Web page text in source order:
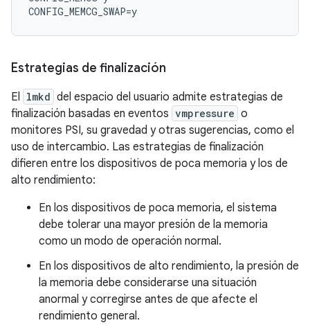
Estrategias de finalización
El lmkd del espacio del usuario admite estrategias de
finalización basadas en eventos vmpressure o
monitores PSI, su gravedad y otras sugerencias, como el
uso de intercambio. Las estrategias de finalización
difieren entre los dispositivos de poca memoria y los de
alto rendimiento:
En los dispositivos de poca memoria, el sistema
debe tolerar una mayor presión de la memoria
como un modo de operación normal.
En los dispositivos de alto rendimiento, la presión de
la memoria debe considerarse una situación
anormal y corregirse antes de que afecte el
rendimiento general.